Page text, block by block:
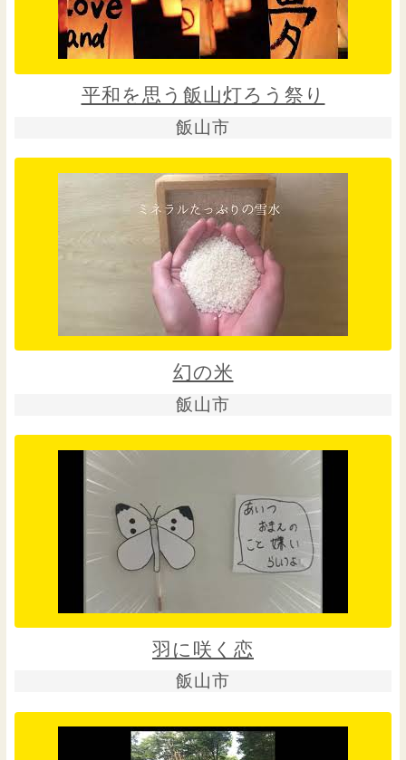
平和を思う飯山灯ろう祭り
飯山市
幻の米
飯山市
羽に咲く恋
飯山市